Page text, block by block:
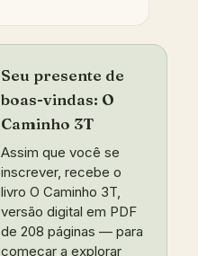
Seu presente de
boas-vindas: O
Caminho 3T
Assim que você se
inscrever, recebe o
livro O Caminho 3T,
versão digital em PDF
de 208 páginas — para
começar a explorar